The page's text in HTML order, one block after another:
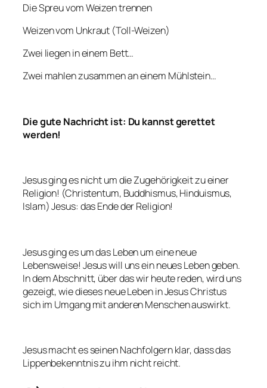
Die Spreu vom Weizen trennen
Weizen vom Unkraut (Toll-Weizen)
Zwei liegen in einem Bett…
Zwei mahlen zusammen an einem Mühlstein…
Die gute Nachricht ist: Du kannst gerettet
werden!
Jesus ging es nicht um die Zugehörigkeit zu einer
Religion! (Christentum, Buddhismus, Hinduismus,
Islam) Jesus: das Ende der Religion!
Jesus ging es um das Leben um eine neue
Lebensweise! Jesus will uns ein neues Leben geben.
In dem Abschnitt, über das wir heute reden, wird uns
gezeigt, wie dieses neue Leben in Jesus Christus
sich im Umgang mit anderen Menschen auswirkt.
Jesus macht es seinen Nachfolgern klar, dass das
Lippenbekenntnis zu ihm nicht reicht.